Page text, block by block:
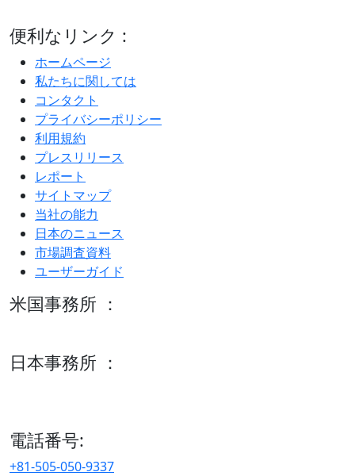
便利なリンク :
ホームページ
私たちに関しては
コンタクト
プライバシーポリシー
利用規約
プレスリリース
レポート
サイトマップ
当社の能力
日本のニュース
市場調査資料
ユーザーガイド
米国事務所 ：
日本事務所 ：
電話番号:
+81-505-050-9337